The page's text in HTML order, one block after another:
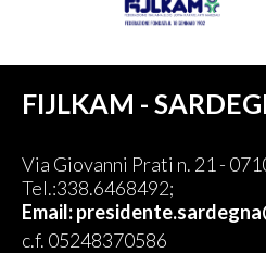
FIJLKAM -
Via Giovanni Prati n. 21 -
Tel.:338.6468492;
Email:
c.f. 05248370586